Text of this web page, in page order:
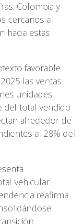
Colombia y
cercanos al
hacia estas
favorable
las ventas
unidades
del total vendido
alrededor de
al 28% del
vehicular
reafirma